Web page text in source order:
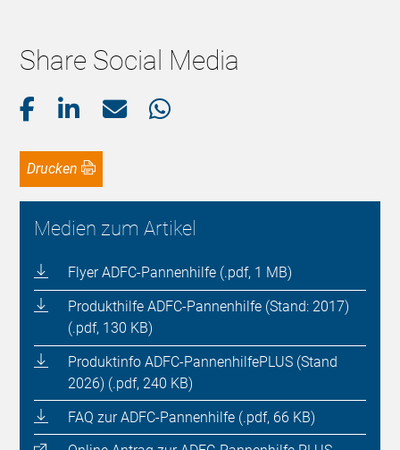
Share Social Media
Drucken
Medien zum Artikel
Flyer ADFC-Pannenhilfe (.pdf, 1 MB)
Produkthilfe ADFC-Pannenhilfe (Stand: 2017)
(.pdf, 130 KB)
Produktinfo ADFC-PannenhilfePLUS (Stand
2026) (.pdf, 240 KB)
FAQ zur ADFC-Pannenhilfe (.pdf, 66 KB)